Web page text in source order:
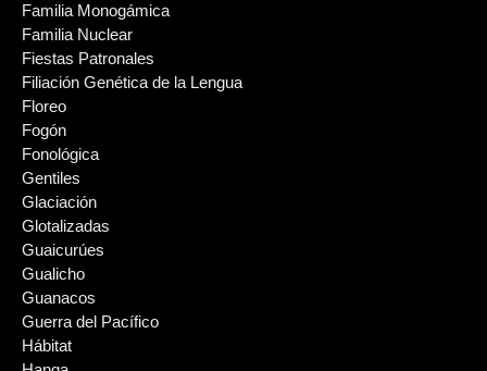
Familia Monogámica
Familia Nuclear
Fiestas Patronales
Filiación Genética de la Lengua
Floreo
Fogón
Fonológica
Gentiles
Glaciación
Glotalizadas
Guaicurúes
Gualicho
Guanacos
Guerra del Pacífico
Hábitat